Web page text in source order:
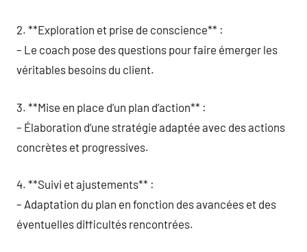
2. **Exploration et prise de conscience** :
– Le coach pose des questions pour faire émerger les
véritables besoins du client.
3. **Mise en place d’un plan d’action** :
– Élaboration d’une stratégie adaptée avec des actions
concrètes et progressives.
4. **Suivi et ajustements** :
– Adaptation du plan en fonction des avancées et des
éventuelles difficultés rencontrées.